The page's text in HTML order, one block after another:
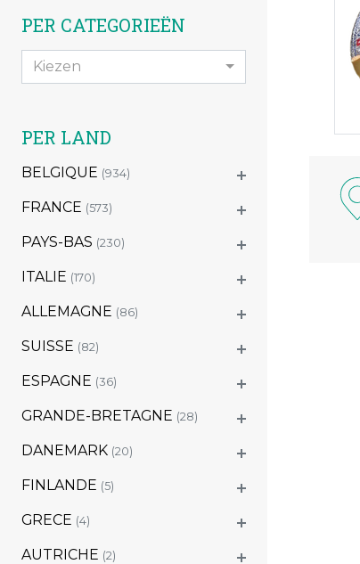
PER CATEGORIEËN
Kiezen
PER LAND
BELGIQUE (934)
FRANCE (573)
PAYS-BAS (230)
ITALIE (170)
ALLEMAGNE (86)
SUISSE (82)
ESPAGNE (36)
GRANDE-BRETAGNE (28)
DANEMARK (20)
FINLANDE (5)
GRECE (4)
AUTRICHE (2)